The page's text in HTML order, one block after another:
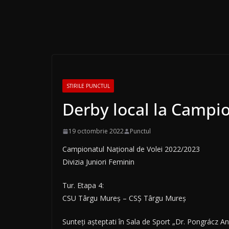
STIRILE PUNCTUL
Derby local la
19 octombrie 2022 Punctul
Campionatul Național de Volei 2022/2023
Divizia Juniori Feminin
Tur. Etapa 4:
CSU Târgu Mureș – CSȘ Târgu Mureș
Sunteți așteptati în Sala de Sport „Dr. Pongrácz